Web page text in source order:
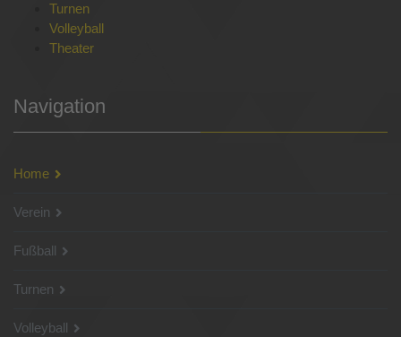
Turnen
Volleyball
Theater
Navigation
Home
Verein
Fußball
Turnen
Volleyball